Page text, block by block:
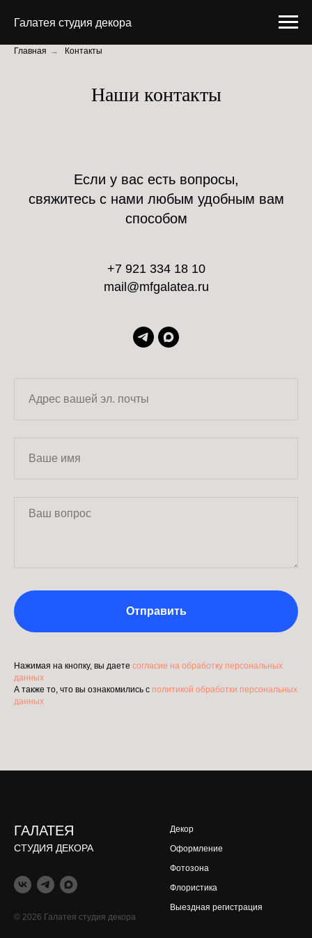
Галатея студия декора
Главная → Контакты
Наши контакты
Если у вас есть вопросы,
свяжитесь с нами любым удобным вам
способом
+7 921 334 18 10
mail@mfgalatea.ru
Отправить
Нажимая на кнопку, вы даете согласие на обработку персональных
данных
А также то, что вы ознакомились с политикой обработки персональных
данных
ГАЛАТЕЯ
СТУДИЯ ДЕКОРА
© 2026 Галатея студия декора
Декор
Оформление
Фотозона
Флористика
Выездная регистрация